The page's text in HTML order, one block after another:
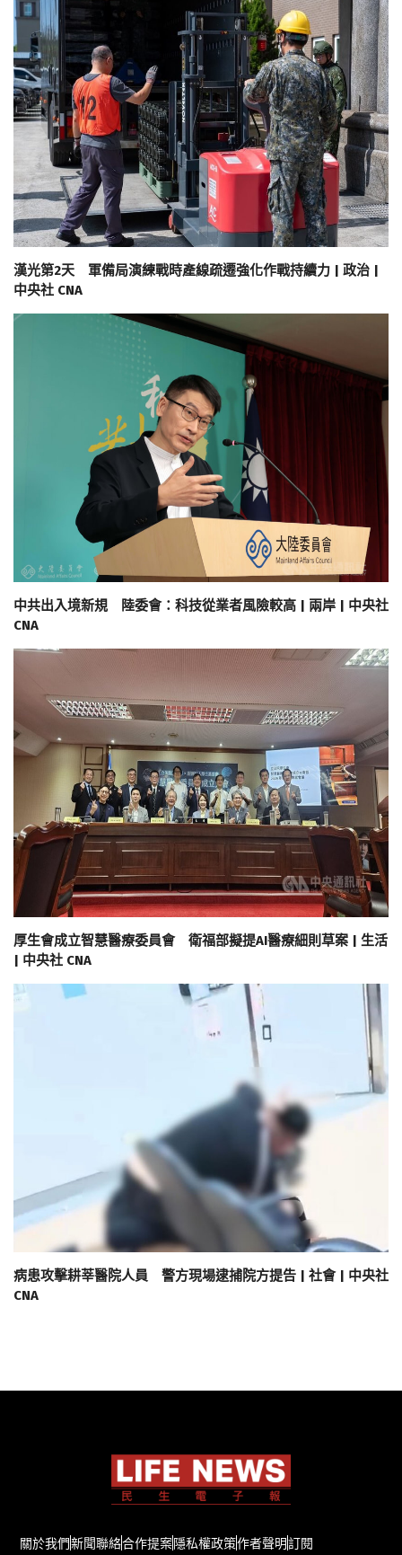
漢光第2天 軍備局演練戰時產線疏遷強化作戰持續力 | 政治 |
中央社 CNA
中共出入境新規 陸委會：科技從業者風險較高 | 兩岸 | 中央社
CNA
厚生會成立智慧醫療委員會 衛福部擬提AI醫療細則草案 | 生活
| 中央社 CNA
病患攻擊耕莘醫院人員 警方現場逮捕院方提告 | 社會 | 中央社
CNA
關於我們新聞聯絡合作提案隱私權政策作者聲明訂閱